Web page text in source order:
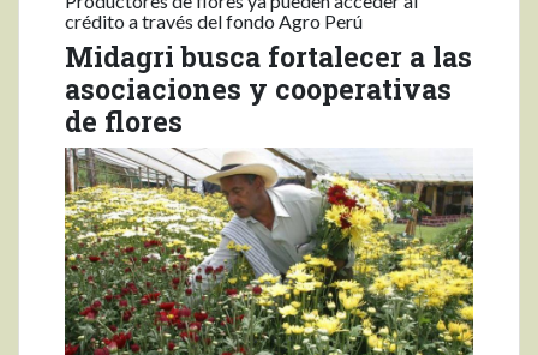
crédito a través del fondo Agro Perú
Midagri busca fortalecer a las
asociaciones y cooperativas
de flores